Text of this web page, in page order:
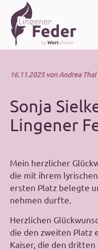
16.11.2025 von Andrea Thal
Sonja
Lingener
Mein herzlicher
die mit ihrem
ersten Platz belegte
nehmen durfte.
Herzlichen
die den zweiten Platz
Kaiser, die den dritten